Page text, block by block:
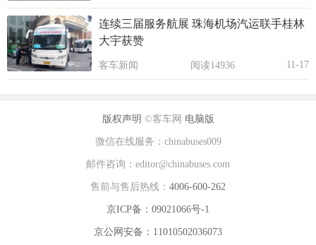
连续三届服务航展 珠海机场汽运联手桂林
大宇获赞
客车新闻 阅读14936 11-17
版权声明 ©客车网 电脑版
微信在线服务：chinabuses009
邮件咨询：editor@chinabuses.com
售前与售后热线： 4006-600-262
京ICP备：09021066号-1
京公网安备：11010502036073